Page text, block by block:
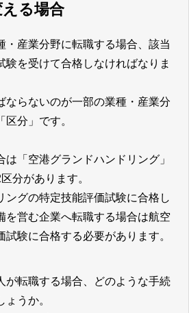
る場合
・産業分野に転職する場合、該当
験を受けて合格しなければなりま
ならないのが一部の業種・産業分
分」です。
「空港グランドハンドリング」
分があります。
ングの特定技能評価試験に合格し
を営む企業へ転職する場合は航空
験に合格する必要があります。
が転職する場合、どのような手続
うか。